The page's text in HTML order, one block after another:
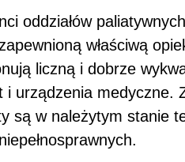
oddziałów
właściwą
liczną i dobrze
i urządzenia medyczne.
są w należytym stanie